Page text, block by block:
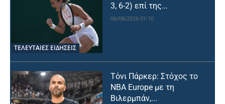
ΤΕΛΕΥΤΑΙΕΣ ΕΙΔΗΣΕΙΣ
3, 6-2) επί της...
06/08/2026 01:10
Τόνι Πάρκερ: Στόχος το
NBA Europe με τη
Βιλερμπάν,...